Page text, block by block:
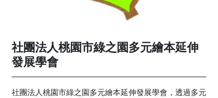
社團法人桃園市綠之園多元繪本延伸
發展學會
社團法人桃園市綠之園多元繪本延伸發展學會，透過多元